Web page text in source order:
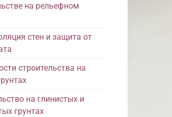
на рельефном
стен и защита от
строительства на
на глинистых и
грунтах